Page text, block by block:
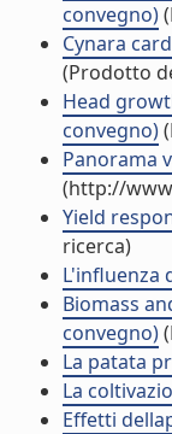
convegno)
Cynara
(Prodotto
Head
convegno)
Panorama
(http://
Yield
ricerca)
L'influenza
Biomass
convegno)
La patata
La
Effetti